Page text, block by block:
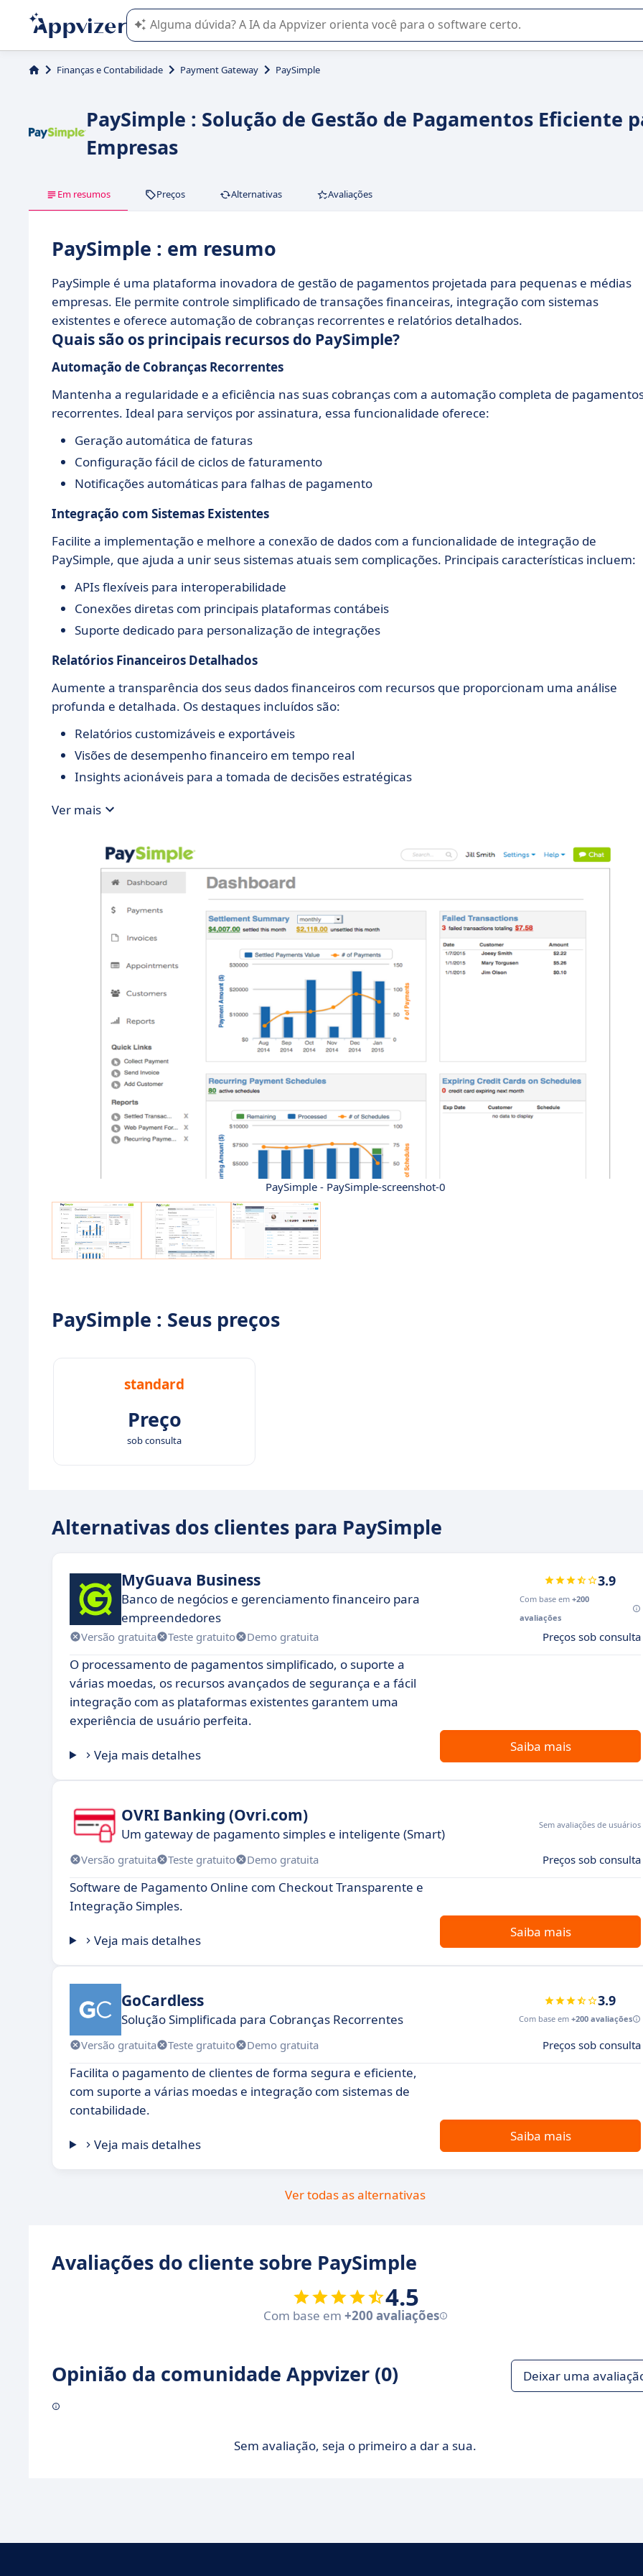
A IA do Appvizer o orienta no uso ou na seleção de software SaaS para sua empresa.
Finanças e Contabilidade Payment Gateway PaySimple
PaySimple : Solução de Gestão de Pagamentos Eficiente
Empresas
Em resumos Preços Alternativas Avaliações
PaySimple : em resumo
PaySimple é uma plataforma inovadora de gestão de pagamentos projetada para pequenas e médias
empresas. Ele permite controle simplificado de transações financeiras, integração com sistemas
existentes e oferece automação de cobranças recorrentes e relatórios detalhados.
Quais são os principais recursos do PaySimple?
Automação de Cobranças Recorrentes
Mantenha a regularidade e a eficiência nas suas cobranças com a automação completa de
recorrentes. Ideal para serviços por assinatura, essa funcionalidade oferece:
Geração automática de faturas
Configuração fácil de ciclos de faturamento
Notificações automáticas para falhas de pagamento
Integração com Sistemas Existentes
Facilite a implementação e melhore a conexão de dados com a funcionalidade de integração de
PaySimple, que ajuda a unir seus sistemas atuais sem complicações. Principais características incluem:
APIs flexíveis para interoperabilidade
Conexões diretas com principais plataformas contábeis
Suporte dedicado para personalização de integrações
Relatórios Financeiros Detalhados
Aumente a transparência dos seus dados financeiros com recursos que proporcionam uma análise
profunda e detalhada. Os destaques incluídos são:
Relatórios customizáveis e exportáveis
Visões de desempenho financeiro em tempo real
Insights acionáveis para a tomada de decisões estratégicas
Ver mais
PaySimple - PaySimple-screenshot-0
PaySimple : Seus preços
standard
Preço
sob consulta
Alternativas dos clientes para PaySimple
MyGuava Business
Banco de negócios e gerenciamento financeiro para
empreendedores
3.9
Com base em+200
avaliações
Versão gratuita Teste gratuito Demo gratuita Preços sob consulta
O processamento de pagamentos simplificado, o suporte a
várias moedas, os recursos avançados de segurança e a fácil
integração com as plataformas existentes garantem uma
experiência de usuário perfeita.
Veja mais detalhes
Saiba mais
OVRI Banking (Ovri.com)
Um gateway de pagamento simples e inteligente (Smart)
Sem avaliações de usuários
Versão gratuita Teste gratuito Demo gratuita Preços sob consulta
Software de Pagamento Online com Checkout Transparente e
Integração Simples.
Veja mais detalhes
Saiba mais
GoCardless
Solução Simplificada para Cobranças Recorrentes
3.9
Com base em +200 avaliações
Versão gratuita Teste gratuito Demo gratuita Preços sob consulta
Facilita o pagamento de clientes de forma segura e eficiente,
com suporte a várias moedas e integração com sistemas de
contabilidade.
Veja mais detalhes
Saiba mais
Ver todas as alternativas
Avaliações do cliente sobre PaySimple
4.5
Com base em +200 avaliações
Opinião da comunidade Appvizer (0) Deixar uma
Sem avaliação, seja o primeiro a dar a sua.